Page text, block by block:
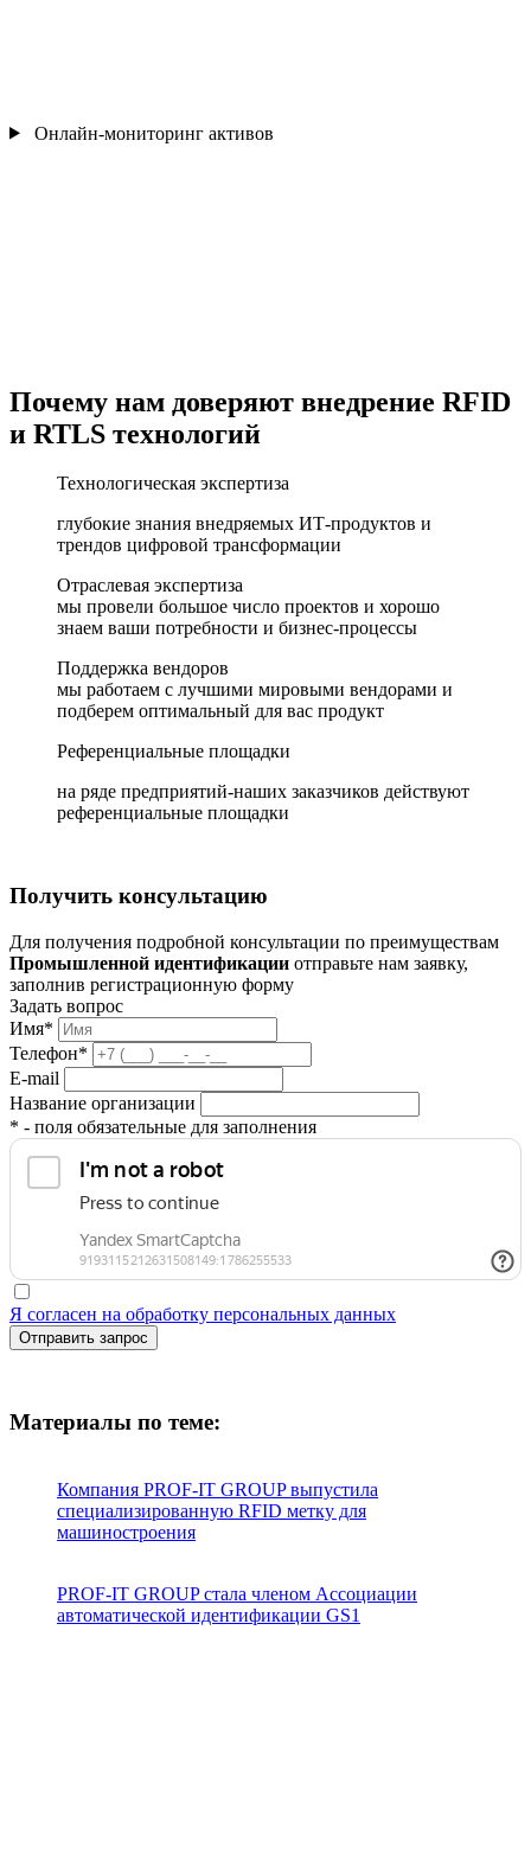
Онлайн-мониторинг активов
Почему нам доверяют внедрение RFID
и RTLS технологий
Технологическая экспертиза
глубокие знания внедряемых ИТ-продуктов и
трендов цифровой трансформации
Отраслевая экспертиза
мы провели большое число проектов и хорошо
знаем ваши потребности и бизнес-процессы
Поддержка вендоров
мы работаем с лучшими мировыми вендорами и
подберем оптимальный для вас продукт
Референциальные площадки
на ряде предприятий-наших заказчиков действуют
референциальные площадки
Получить консультацию
Для получения подробной консультации по преимуществам
Промышленной идентификации отправьте нам заявку,
заполнив регистрационную форму
Задать вопрос
Имя*
Телефон*
E-mail
Название организации
* - поля обязательные для заполнения
Я согласен на обработку персональных данных
Отправить запрос
Материалы по теме:
Компания PROF-IT GROUP выпустила
специализированную RFID метку для
машиностроения
PROF-IT GROUP стала членом Ассоциации
автоматической идентификации GS1